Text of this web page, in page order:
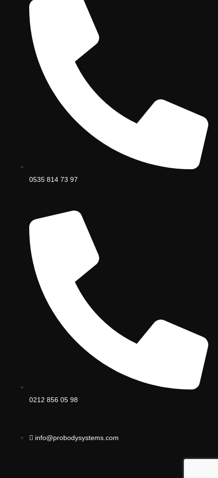
0535 814 73 97
0212 856 05 98
info@probodysystems.com